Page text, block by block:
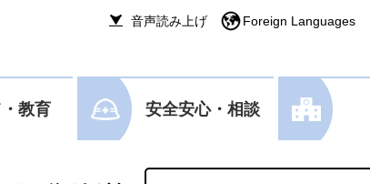
音声読み上げ Foreign Languages
教育 安全安心・相談
Googleカスタム検索